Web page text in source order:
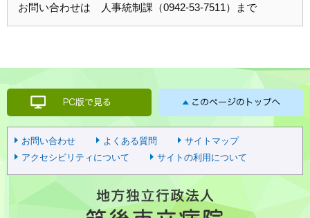
お問い合わせは 人事統制課（0942-53-7511）まで
お問い合わせ よくある質問
サイトマップ
アクセシビリティについて
サイトの利用について